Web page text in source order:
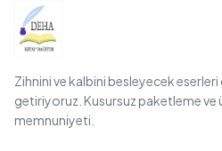
Zihnini ve kalbini besleyecek eserleri
getiriyoruz. Kusursuz paketleme ve
memnuniyeti.